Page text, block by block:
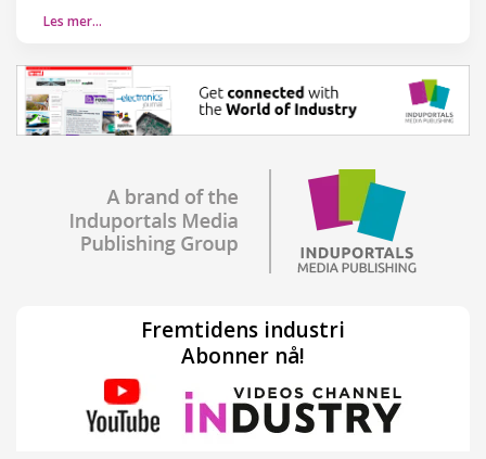
Les mer…
Fremtidens industri
Abonner nå!